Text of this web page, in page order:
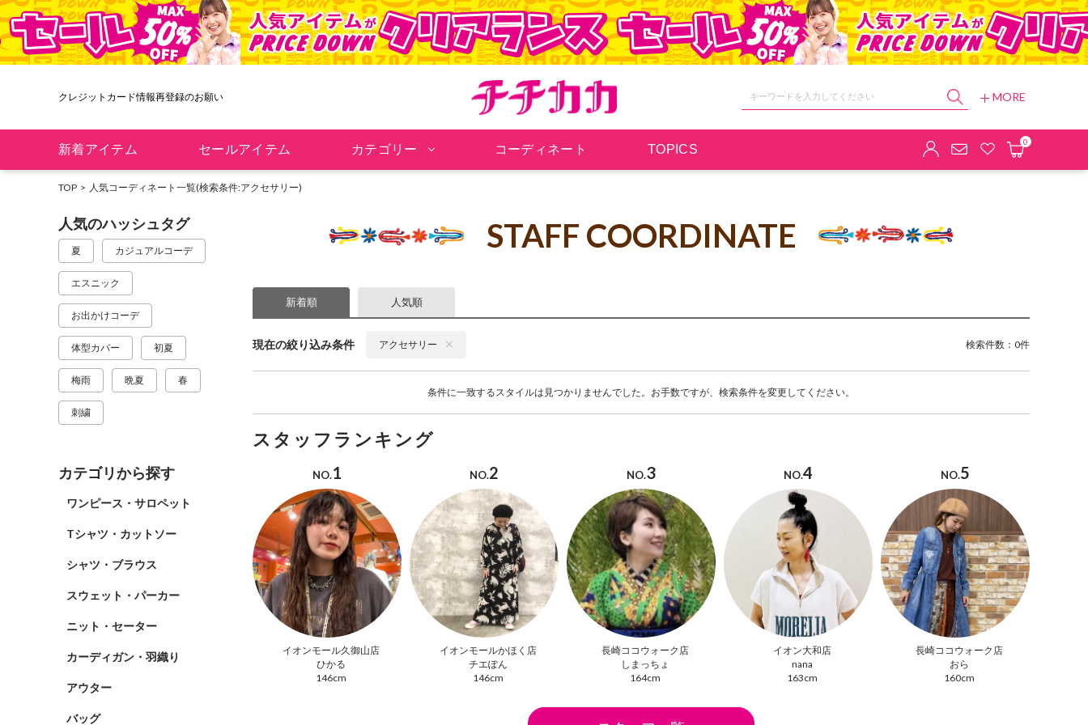
クレジットカード情報再登録のお願い
MORE
新着アイテム セールアイテム カテゴリー コーディネート TOPICS
0
TOP 人気コーディネート一覧(検索条件:アクセサリー)
人気のハッシュタグ
夏 カジュアルコーデ
エスニック
お出かけコーデ
体型カバー 初夏
梅雨 晩夏 春
刺繍
カテゴリから探す
ワンピース・サロペット
Tシャツ・カットソー
シャツ・ブラウス
スウェット・パーカー
ニット・セーター
カーディガン・羽織り
アウター
バッグ
STAFF COORDINATE
新着順 人気順
現在の絞り込み条件 アクセサリー 検索件数：0件
条件に一致するスタイルは見つかりませんでした。お手数ですが、検索条件を変更してください。
スタッフランキング
NO.1
イオンモール久御山店
ひかる
146cm
NO.2
イオンモールかほく店
チエぽん
146cm
NO.3
長崎ココウォーク店
しまっちょ
164cm
NO.4
イオン大和店
nana
163cm
NO.5
長崎ココウォーク店
おら
160cm